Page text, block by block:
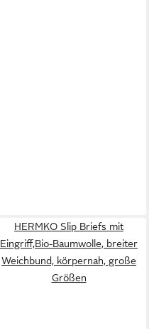
HERMKO Slip Briefs mit
Eingriff,Bio-Baumwolle, breiter
Weichbund, körpernah, große
Größen